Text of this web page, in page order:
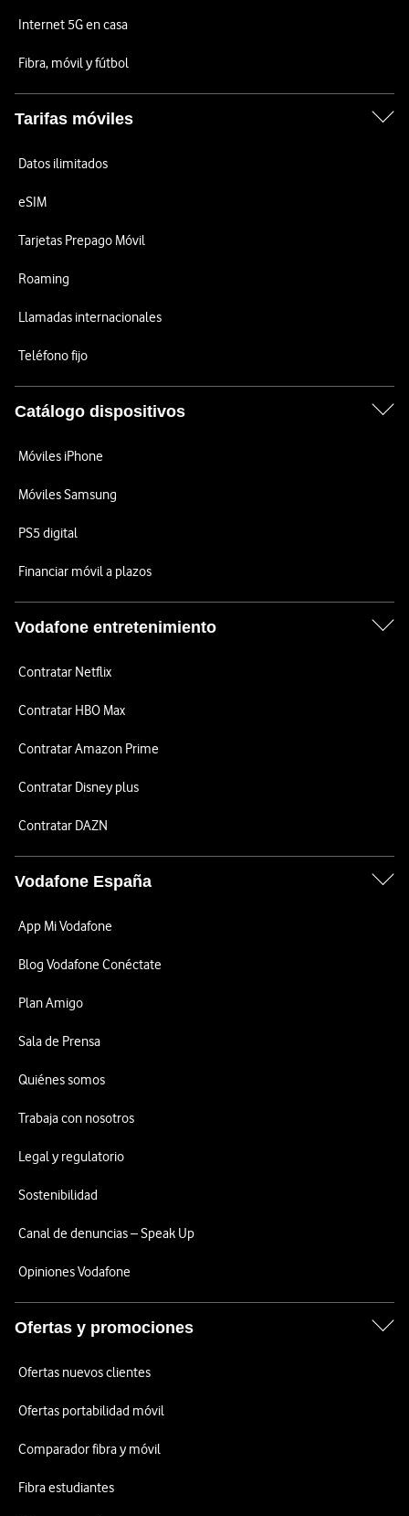
Internet 5G en casa
Fibra, móvil y fútbol
Tarifas móviles
Datos ilimitados
eSIM
Tarjetas Prepago Móvil
Roaming
Llamadas internacionales
Teléfono fijo
Catálogo dispositivos
Móviles iPhone
Móviles Samsung
PS5 digital
Financiar móvil a plazos
Vodafone entretenimiento
Contratar Netflix
Contratar HBO Max
Contratar Amazon Prime
Contratar Disney plus
Contratar DAZN
Vodafone España
App Mi Vodafone
Blog Vodafone Conéctate
Plan Amigo
Sala de Prensa
Quiénes somos
Trabaja con nosotros
Legal y regulatorio
Sostenibilidad
Canal de denuncias – Speak Up
Opiniones Vodafone
Ofertas y promociones
Ofertas nuevos clientes
Ofertas portabilidad móvil
Comparador fibra y móvil
Fibra estudiantes